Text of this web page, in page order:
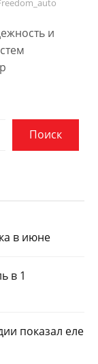
и
Поиск
в июне
в 1
показал еле